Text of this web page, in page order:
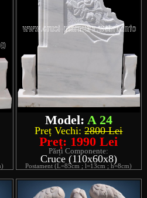
Model: A 24
Preț Vechi:2800 Lei
Preț: 1990 Lei
Părți Componente:
Cruce (110x60x8)
Postament (L=85cm ; l=13cm ; h=8cm)